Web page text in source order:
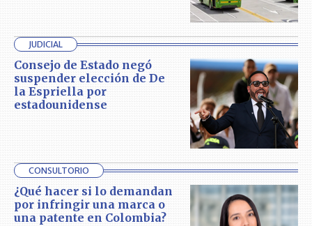
JUDICIAL
Consejo de Estado negó
suspender elección de De
la Espriella por
estadounidense
CONSULTORIO
¿Qué hacer si lo demandan
por infringir una marca o
una patente en Colombia?